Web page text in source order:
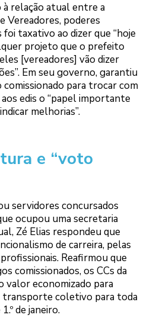
à relação atual entre a
Vereadores, poderes
taxativo ao dizer que “hoje
projeto que o prefeito
[vereadores] vão dizer
Em seu governo, garantiu
comissionado para trocar com
edis o “papel importante
melhorias”.
e “voto
servidores concursados
ocupou uma secretaria
Zé Elias respondeu que
de carreira, pelas
Reafirmou que
comissionados, os CCs da
valor economizado para
transporte coletivo para toda
de janeiro.